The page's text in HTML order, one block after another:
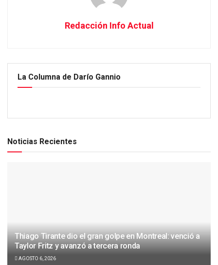
Redacción Info Actual
La Columna de Darío Gannio
Noticias Recientes
Thiago Tirante dio el gran golpe en Montreal: venció a
Taylor Fritz y avanzó a tercera ronda
AGOSTO 6, 2026